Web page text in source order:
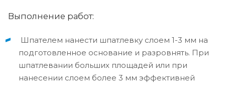
Выполнение работ:
Шпателем нанести шпатлевку слоем 1-3 мм на
подготовленное основание и разровнять. При
шпатлевании больших площадей или при
нанесении слоем более 3 мм эффективней